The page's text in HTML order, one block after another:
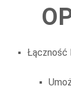
Łączność